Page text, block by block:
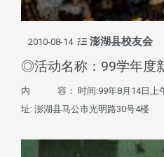
2010-08-14 澎湖县校友会
◎活动名称：99学年度
内 容： 时间:99年8月14日上午
址: 澎湖县马公市光明路30号4楼